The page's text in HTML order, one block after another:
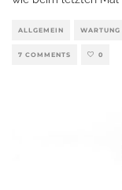
ALLGEMEIN WARTUNG
7 COMMENTS 0